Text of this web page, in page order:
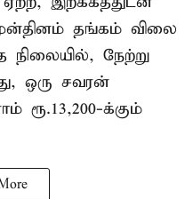
தங்கம் விலை
நிலையில், நேற்று
ஒரு சவரன்
ரூ.13,200-க்கும்